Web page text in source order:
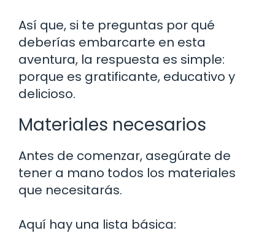
Así que, si te preguntas por qué
deberías embarcarte en esta
aventura, la respuesta es simple:
porque es gratificante, educativo y
delicioso.
Materiales necesarios
Antes de comenzar, asegúrate de
tener a mano todos los materiales
que necesitarás.
Aquí hay una lista básica: